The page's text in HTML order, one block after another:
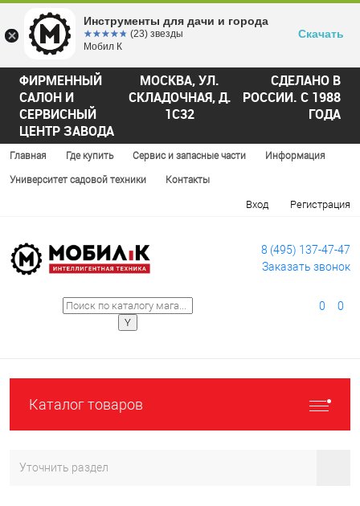
ФИРМЕННЫЙ
САЛОН И
СЕРВИСНЫЙ
ЦЕНТР ЗАВОДА
МОСКВА, УЛ.
СКЛАДОЧНАЯ, Д.
1С32
СДЕЛАНО В
РОССИИ. С 1988
ГОДА
Главная Где купить Сервис и запасные части Информация
Университет садовой техники Контакты
Вход Регистрация
8 (495) 137-47-47
Заказать звонок
0 0
Каталог товаров
Уточнить раздел
Инструменты для дачи и города
☆☆☆☆☆
★★★★★ (23) звезды
Мобил К
Скачать